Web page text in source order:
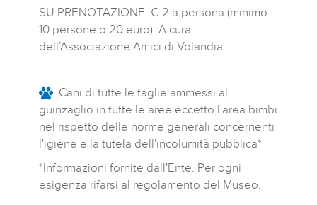
SU PRENOTAZIONE: € 2 a persona (minimo
10 persone o 20 euro). A cura
dell’Associazione Amici di Volandia.
Cani di tutte le taglie ammessi al
guinzaglio in tutte le aree eccetto l'area bimbi
nel rispetto delle norme generali concernenti
l'igiene e la tutela dell'incolumità pubblica*
*Informazioni fornite dall'Ente. Per ogni
esigenza rifarsi al regolamento del Museo.